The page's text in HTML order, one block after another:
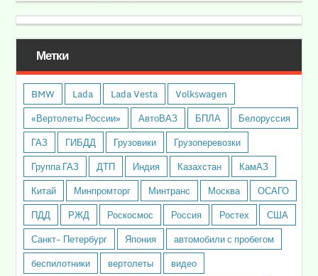
Метки
BMW Lada Lada Vesta
Volkswagen
«Вертолеты России»
АвтоВАЗ БПЛА
Белоруссия
ГАЗ
ГИБДД Грузовики
Грузоперевозки
Группа ГАЗ
ДТП Индия Казахстан
КамАЗ
Китай
Минпромторг Минтранс Москва
ОСАГО
ПДД
РЖД Роскосмос Россия Ростех
США
Санкт- Петербург
Япония
автомобили с пробегом
беспилотники
вертолеты
видео